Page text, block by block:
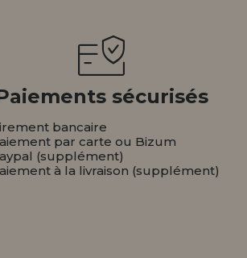
sécurisés
bancaire
par carte ou Bizum
(supplément)
à la livraison (supplément)